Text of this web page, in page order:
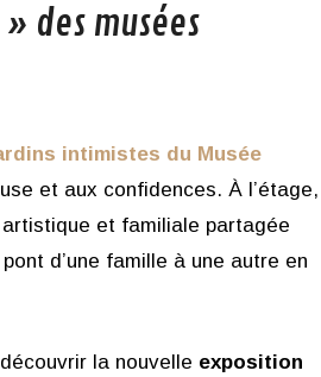
des musées
intimistes du Musée
et aux confidences. À l’étage,
et familiale partagée
d’une famille à une autre en
la nouvelle exposition